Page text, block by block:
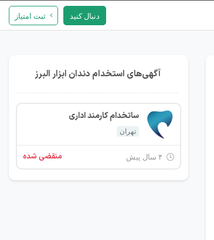
دنبال کنید ثبت امتیاز
آگهی‌های استخدام دندان ابزار البرز
ساتخدام کارمند اداری
تهران
منقضی شده